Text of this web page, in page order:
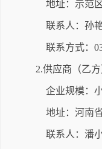
地址：示范
联系人：孙
联系方式：
2.供应商（乙
企业规模：
地址：河南
联系人：潘